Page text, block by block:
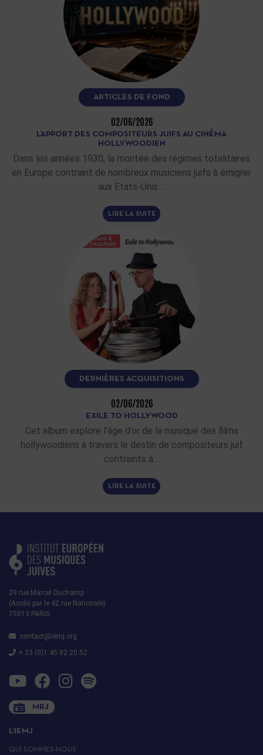
ARTICLES DE FOND
02/06/2026
L’APPORT DES COMPOSITEURS JUIFS AU CINÉMA
HOLLYWOODIEN
Dans les années 1930, la montée des régimes totalitaires
en Europe contraint de nombreux musiciens juifs à émigrer
aux Etats-Unis.…
LIRE LA SUITE
DERNIÈRES ACQUISITIONS
02/06/2026
EXILE TO HOLLYWOOD
Cet album explore l’âge d’or de la musique des films
hollywoodiens à travers le destin de compositeurs juif
contraints à…
LIRE LA SUITE
29 rue Marcel Duchamp
(Accès par le 42 rue Nationale)
75013 PARIS
contact@iemj.org
+ 33 (0)1 45 82 20 52
MRJ
L’IEMJ
QUI SOMMES-NOUS